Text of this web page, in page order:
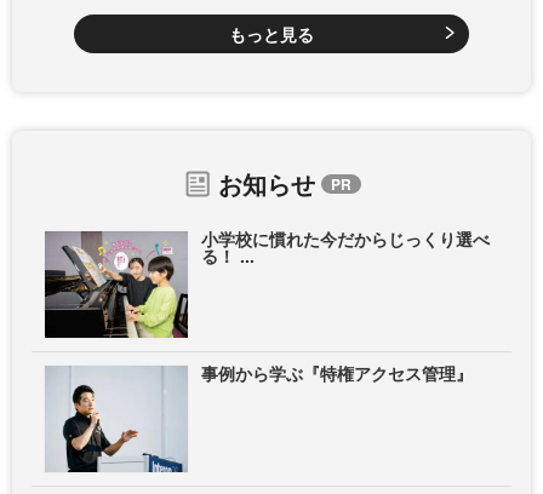
もっと見る
お知らせ
小学校に慣れた今だからじっくり選べ
る！ ...
事例から学ぶ『特権アクセス管理』